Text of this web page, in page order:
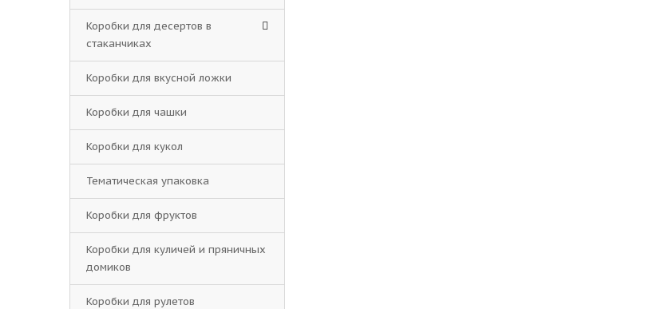
Коробки для десертов в
стаканчиках
Коробки для вкусной ложки
Коробки для чашки
Коробки для кукол
Тематическая упаковка
Коробки для фруктов
Коробки для куличей и пряничных
домиков
Коробки для рулетов